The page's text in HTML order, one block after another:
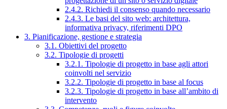
2.4.2. Richiedi il consenso quando necessario
2.4.3. Le basi del sito web: architettura,
informativa privacy, riferimenti DPO
3. Pianificazione, gestione e strategia
3.1. Obiettivi del progetto
3.2. Tipologie di progetti
3.2.1. Tipologie di progetto in base agli attori
coinvolti nel servizio
3.2.2. Tipologie di progetto in base al focus
3.2.3. Tipologie di progetto in base all’ambito di
intervento